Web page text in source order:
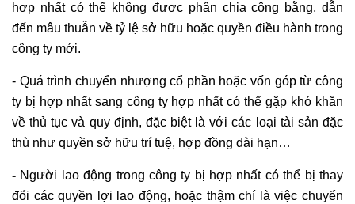
hợp nhất có thể không được phân chia công bằng, dẫn
đến mâu thuẫn về tỷ lệ sở hữu hoặc quyền điều hành trong
công ty mới.
- Quá trình chuyển nhượng cổ phần hoặc vốn góp từ công
ty bị hợp nhất sang công ty hợp nhất có thể gặp khó khăn
về thủ tục và quy định, đặc biệt là với các loại tài sản đặc
thù như quyền sở hữu trí tuệ, hợp đồng dài hạn…
- Người lao động trong công ty bị hợp nhất có thể bị thay
đổi các quyền lợi lao động, hoặc thậm chí là việc chuyển